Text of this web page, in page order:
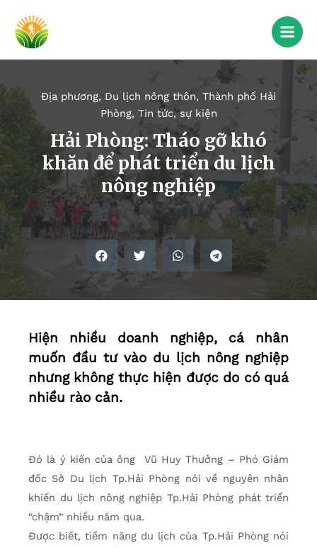
Địa phương, Du lịch nông thôn, Thành phố Hải
Phòng, Tin tức, sự kiện
Hải Phòng: Tháo gỡ khó
khăn để phát triển du lịch
nông nghiệp
Hiện nhiều doanh nghiệp, cá nhân
muốn đầu tư vào du lịch nông nghiệp
nhưng không thực hiện được do có quá
nhiều rào cản.
Đó là ý kiến của ông Vũ Huy Thưởng – Phó Giám
đốc Sở Du lịch Tp.Hải Phòng nói về nguyên nhân
khiến du lịch nông nghiệp Tp.Hải Phòng phát triển
“chậm” nhiều năm qua.
Được biết, tiềm năng du lịch của Tp.Hải Phòng nói